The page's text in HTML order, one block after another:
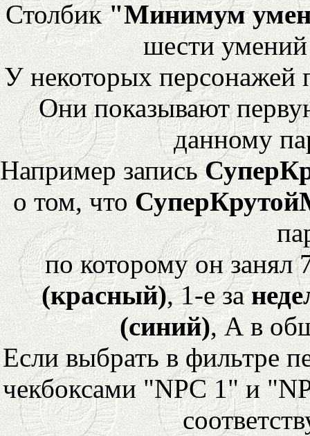
Столбик"Минимум
шести
У некоторых персонажей
Они показывают
данному
Например запись
о том, что
по которому он
(красный), 1-е за
(синий), А в
Если выбрать в фильтре
чекбоксами "NPC 1" и